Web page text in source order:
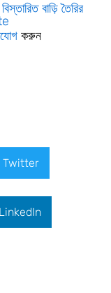
বাড়ি তৈরির
করুন
Twitter
LinkedIn